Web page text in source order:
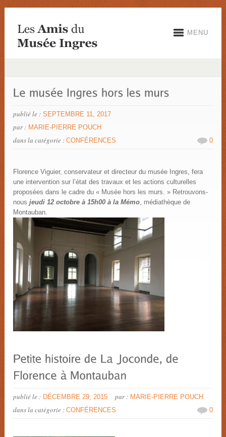
MENU
publié le : SEPTEMBRE 11, 2017
par : MARIE-PIERRE POUCH
dans la catégorie :CONFÉRENCES 0
Florence Viguier, conservateur et directeur du musée Ingres, fera
une intervention sur l’état des travaux et les actions culturelles
proposées dans le cadre du « Musée hors les murs. » Retrouvons-
nous jeudi 12 octobre à 15h00 à la Mémo, médiathèque de
Montauban.
publié le : DÉCEMBRE 29, 2015 par : MARIE-PIERRE POUCH
dans la catégorie :CONFÉRENCES 0